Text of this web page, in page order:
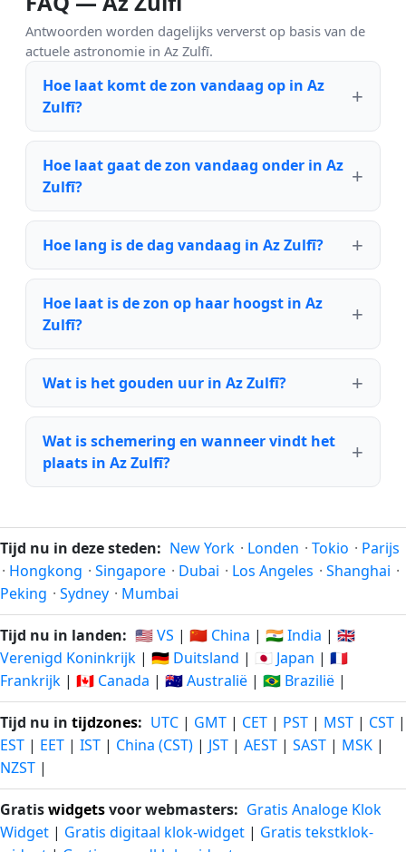
Antwoorden worden dagelijks ververst op basis van de
actuele astronomie in Az Zulfī.
Hoe laat komt de zon vandaag op in Az
Zulfī?
Hoe laat gaat de zon vandaag onder in Az
Zulfī?
Hoe lang is de dag vandaag in Az Zulfī?
Hoe laat is de zon op haar hoogst in Az
Zulfī?
Wat is het gouden uur in Az Zulfī?
Wat is schemering en wanneer vindt het
plaats in Az Zulfī?
Tijd nu in deze steden: New York · Londen · Tokio · Parijs
· Hongkong · Singapore · Dubai · Los Angeles · Shanghai ·
Peking · Sydney · Mumbai
Tijd nu in landen: 🇺🇸 VS | 🇨🇳 China | 🇮🇳 India | 🇬🇧
Verenigd Koninkrijk | 🇩🇪 Duitsland | 🇯🇵 Japan | 🇫🇷
Frankrijk | 🇨🇦 Canada | 🇦🇺 Australië | 🇧🇷 Brazilië |
Tijd nu in tijdzones: UTC | GMT | CET | PST | MST | CST |
EST | EET | IST | China (CST) | JST | AEST | SAST | MSK |
NZST |
Gratiswidgetsvoor webmasters: Gratis Analoge Klok
Widget | Gratis digitaal klok-widget | Gratis tekstklok-